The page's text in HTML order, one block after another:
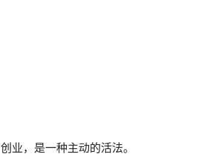
创业，是一种主动的活法。